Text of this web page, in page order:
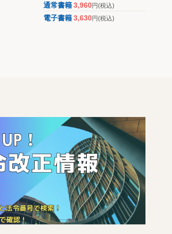
通常書籍3,960円(税込)
電子書籍3,630円(税込)